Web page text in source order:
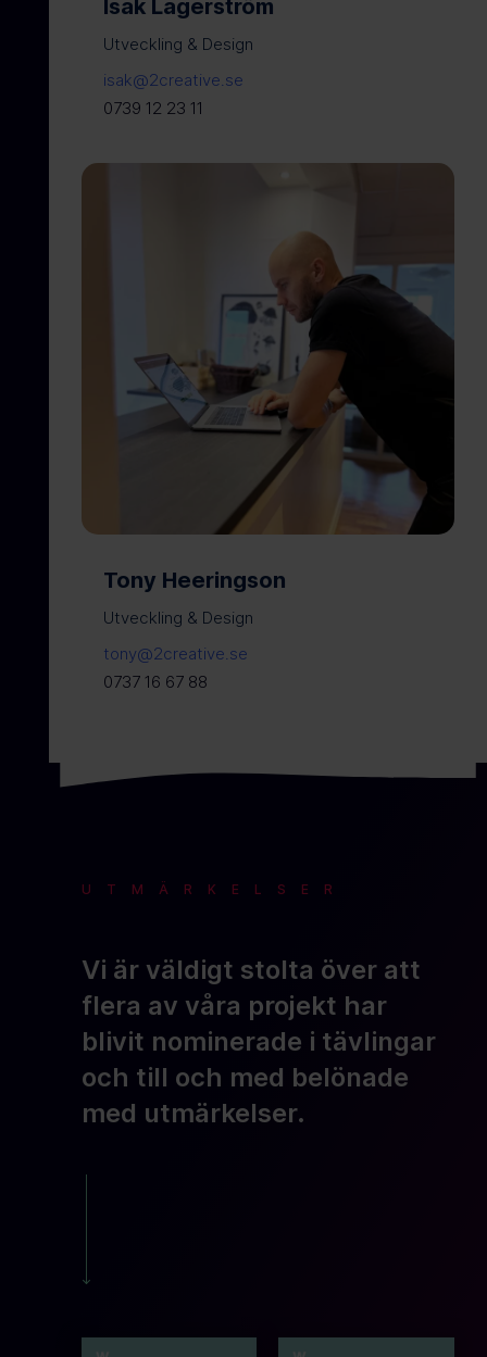
Isak Lagerström
Utveckling & Design
isak@2creative.se
0739 12 23 11
Tony Heeringson
Utveckling & Design
tony@2creative.se
0737 16 67 88
UTMÄRKELSER
Vi är väldigt stolta över att
flera av våra projekt har
blivit nominerade i tävlingar
och till och med belönade
med utmärkelser.